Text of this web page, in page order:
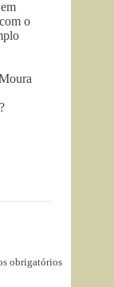
o
obrigatórios